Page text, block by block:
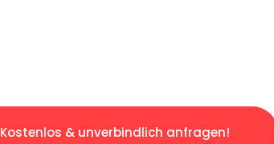
Kostenlos & unverbindlich anfragen!